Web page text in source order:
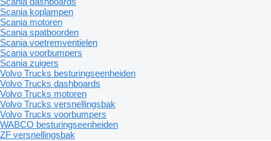
Scania koplampen
Scania motoren
Scania spatboorden
Scania voetremventielen
Scania voorbumpers
Scania zuigers
Volvo Trucks besturingseenheiden
Volvo Trucks dashboards
Volvo Trucks motoren
Volvo Trucks versnellingsbak
Volvo Trucks voorbumpers
WABCO besturingseenheiden
ZF versnellingsbak